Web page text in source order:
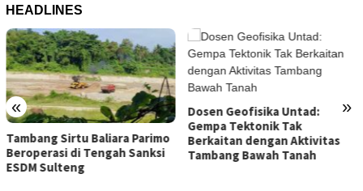
HEADLINES
« »
Parimo
Sanksi
Dosen Geofisika Untad:
Gempa Tektonik Tak
Berkaitan dengan Aktivitas
Tambang Bawah Tanah
JATAM Gugat
Sulteng Terkait
Pembiaran
Morowali ke